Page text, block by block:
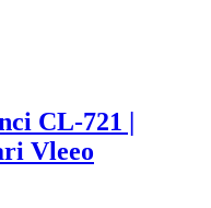
CL-721 |
Vleeo